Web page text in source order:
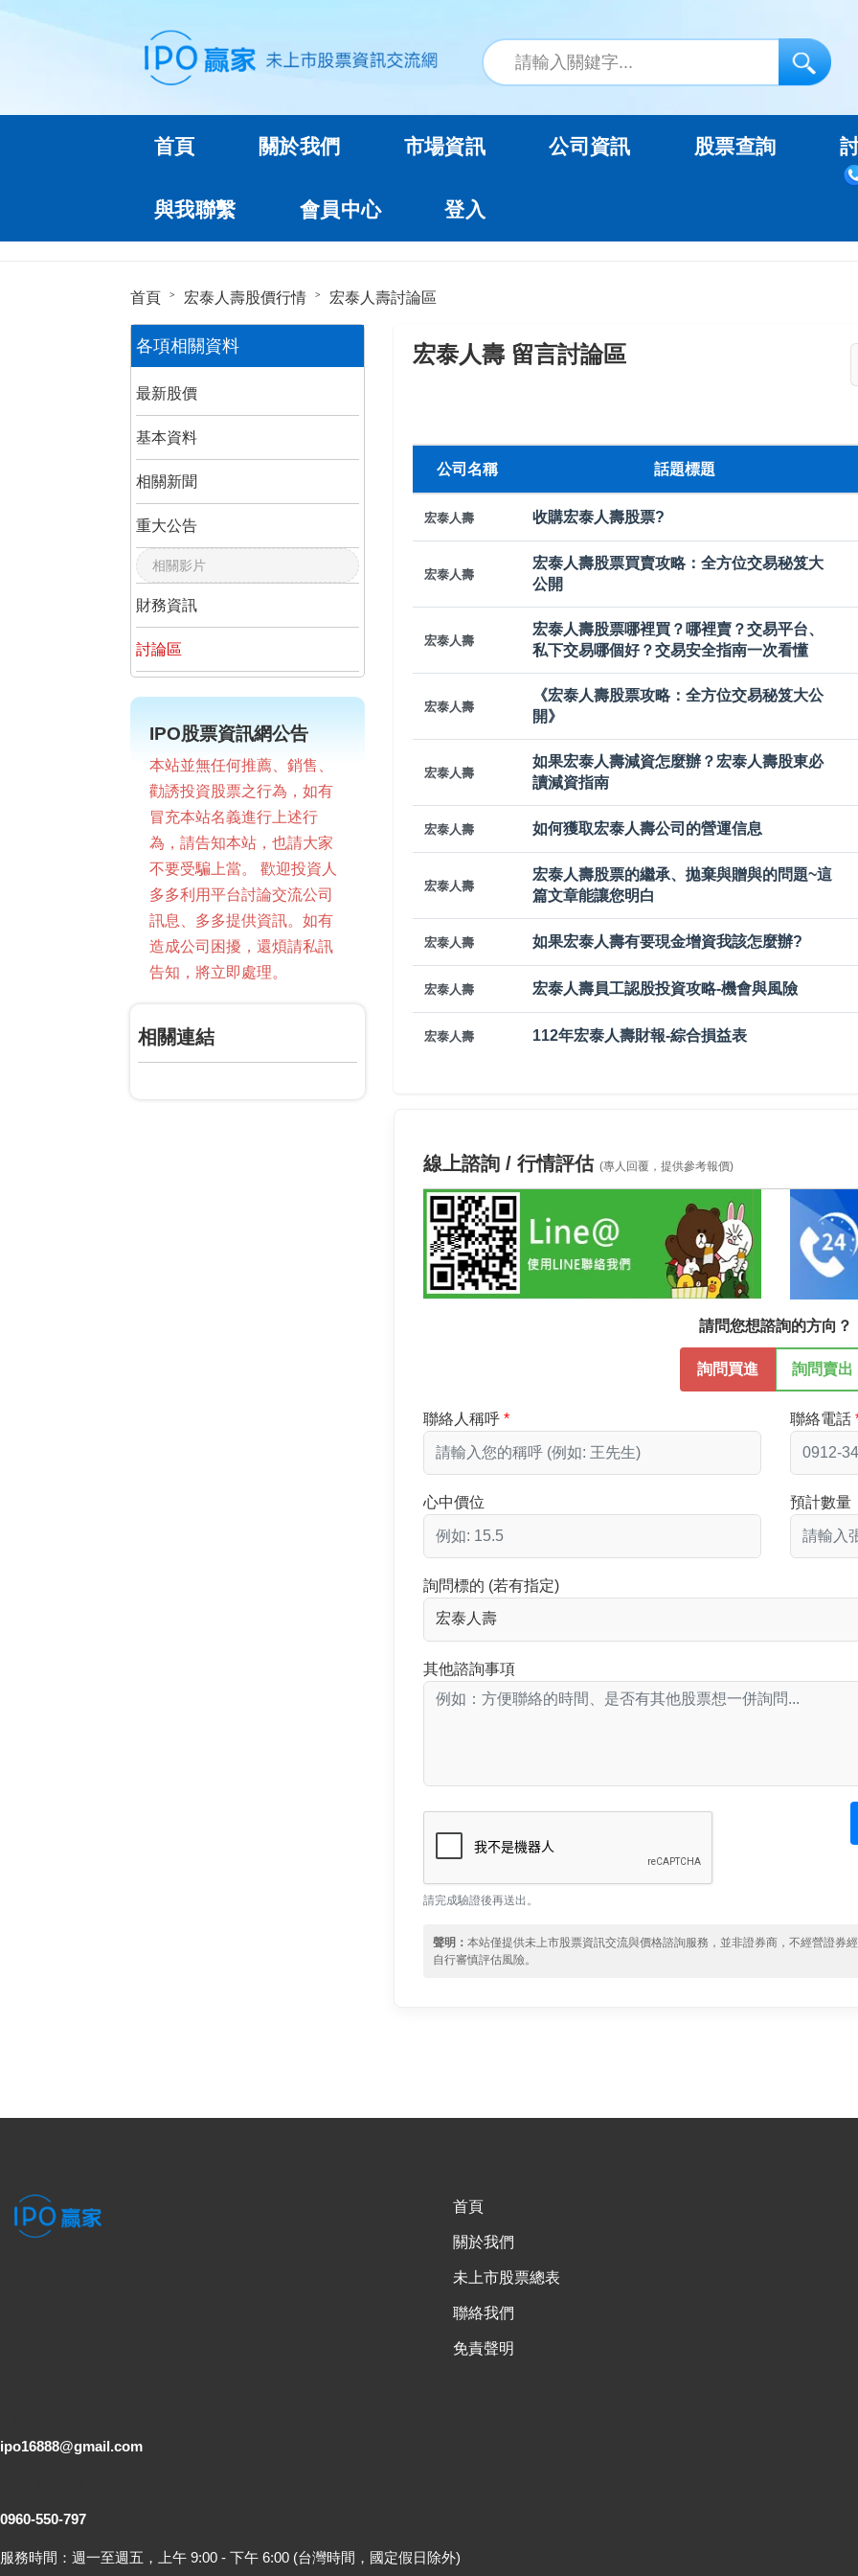
首頁 關於我們 市場資訊 公司資訊 股票查詢
與我聯繫 會員中心 登入
首頁 宏泰人壽股價行情 宏泰人壽討論區
各項相關資料
最新股價
基本資料
相關新聞
重大公告
相關影片
財務資訊
討論區
IPO股票資訊網公告
本站並無任何推薦、銷售、
勸誘投資股票之行為，如有
冒充本站名義進行上述行
為，請告知本站，也請大家
不要受騙上當。 歡迎投資人
多多利用平台討論交流公司
訊息、多多提供資訊。如有
造成公司困擾，還煩請私訊
告知，將立即處理。
相關連結
宏泰人壽 留言討論區
公司名稱 話題標題
宏泰人壽 收購宏泰人壽股票?
宏泰人壽
宏泰人壽股票買賣攻略：全方位交易秘笈大
公開
宏泰人壽
宏泰人壽股票哪裡買？哪裡賣？交易平台、
私下交易哪個好？交易安全指南一次看懂
宏泰人壽
《宏泰人壽股票攻略：全方位交易秘笈大公
開》
宏泰人壽
如果宏泰人壽減資怎麼辦？宏泰人壽股東必
讀減資指南
宏泰人壽 如何獲取宏泰人壽公司的營運信息
宏泰人壽
宏泰人壽股票的繼承、拋棄與贈與的問題~這
篇文章能讓您明白
宏泰人壽 如果宏泰人壽有要現金增資我該怎麼辦?
宏泰人壽 宏泰人壽員工認股投資攻略-機會與風險
宏泰人壽 112年宏泰人壽財報-綜合損益表
線上諮詢 / 行情評估(專人回覆，提供參考報價)
請問您想諮詢的方向？
詢問買進 詢問賣出
聯絡人稱呼 聯絡電話
心中價位 預計數量
詢問標的 (若有指定)
其他諮詢事項
請完成驗證後再送出。
聲明：本站僅提供未上市股票資訊交流與價格諮詢服務，並非證券商，不經營證券
自行審慎評估風險。
首頁
關於我們
未上市股票總表
聯絡我們
免責聲明
ipo16888@gmail.com
0960-550-797
服務時間：週一至週五，上午 9:00 - 下午 6:00 (台灣時間，國定假日除外)